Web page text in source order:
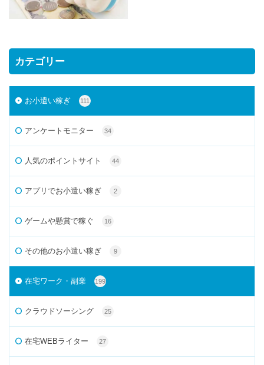
カテゴリー
お小遣い稼ぎ 111
アンケートモニター 34
人気のポイントサイト 44
アプリでお小遣い稼ぎ 2
ゲームや懸賞で稼ぐ 16
その他のお小遣い稼ぎ 9
在宅ワーク・副業 199
クラウドソーシング 25
在宅WEBライター 27